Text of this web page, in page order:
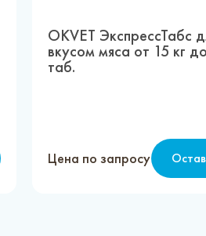
OKVET ЭкспрессТабс
вкусом мяса от 15 кг
таб.
Цена по запросу